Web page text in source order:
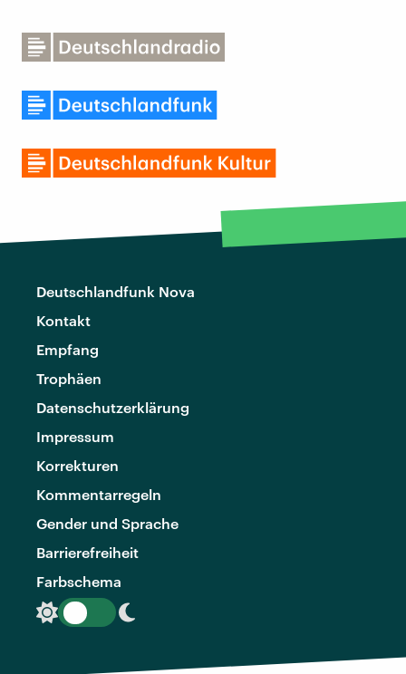
Deutschlandfunk Nova
Kontakt
Empfang
Trophäen
Datenschutzerklärung
Impressum
Korrekturen
Kommentarregeln
Gender und Sprache
Barrierefreiheit
Farbschema